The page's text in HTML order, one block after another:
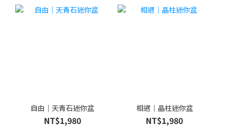
自由｜天青石迷你盆
NT$1,980
相遇｜晶柱迷你盆
NT$1,980